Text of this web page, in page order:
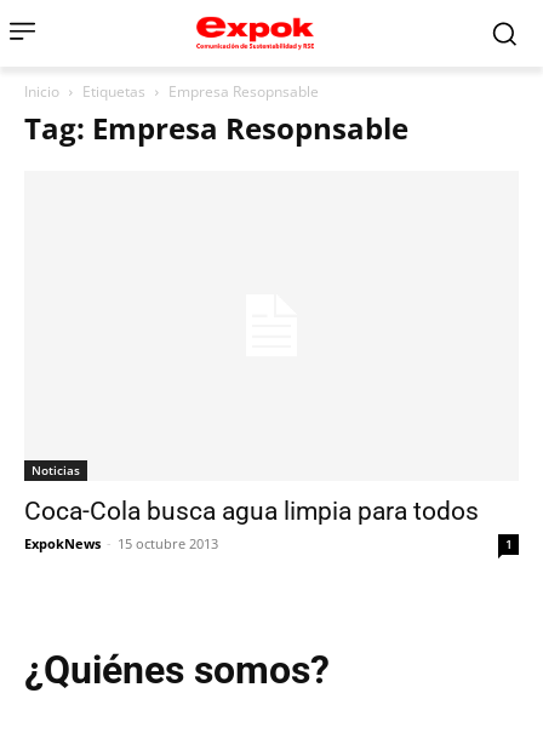
Inicio Etiquetas Empresa Resopnsable
Tag: Empresa Resopnsable
Noticias
Coca-Cola busca agua limpia para todos
ExpokNews - 15 octubre 2013 1
¿Quiénes somos?